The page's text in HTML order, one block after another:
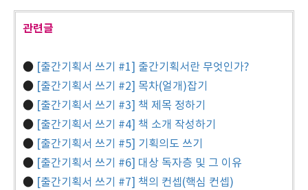
관련글
● [출간기획서 쓰기 #1] 출간기획서란 무엇인가?
● [출간기획서 쓰기 #2] 목차(얼개)잡기
● [출간기획서 쓰기 #3] 책 제목 정하기
● [출간기획서 쓰기 #4] 책 소개 작성하기
● [출간기획서 쓰기 #5] 기획의도 쓰기
● [출간기획서 쓰기 #6] 대상 독자층 및 그 이유
● [출간기획서 쓰기 #7] 책의 컨셉(핵심 컨셉)